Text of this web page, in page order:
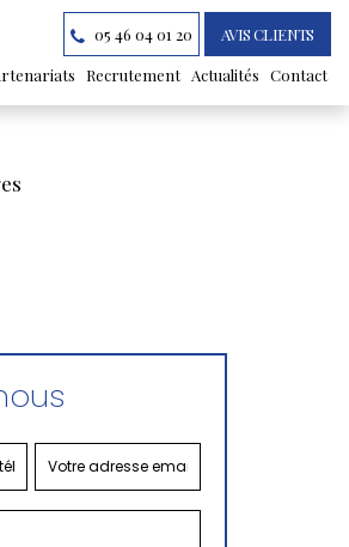
Recrutement Actualités Contact
05 46 04 01 20 AVIS CLIENTS